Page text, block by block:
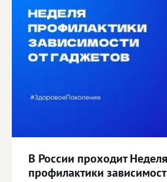
В России проходит Неделя
профилактики